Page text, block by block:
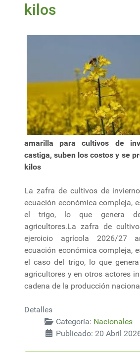
kilos
amarilla para cultivos de
castiga, suben los costos y se
kilos
La zafra de cultivos de
ecuación económica compleja,
el trigo, lo que genera
agricultores.La zafra de
ejercicio agrícola 2026/27
ecuación económica compleja,
el caso del trigo, lo que
agricultores y en otros actores
cadena de la producción
Detalles
Categoría: Nacionales
Publicado: 20 Abril